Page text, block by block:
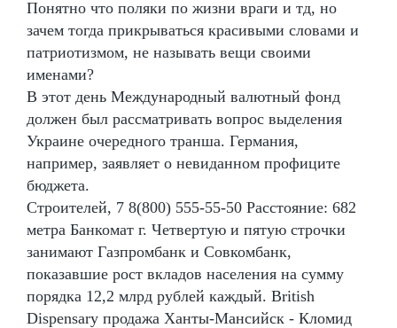
Понятно что поляки по жизни враги и тд, но
зачем тогда прикрываться красивыми словами и
патриотизмом, не называть вещи своими
именами?
В этот день Международный валютный фонд
должен был рассматривать вопрос выделения
Украине очередного транша. Германия,
например, заявляет о невиданном профиците
бюджета.
Строителей, 7 8(800) 555-55-50 Расстояние: 682
метра Банкомат г. Четвертую и пятую строчки
занимают Газпромбанк и Совкомбанк,
показавшие рост вкладов населения на сумму
порядка 12,2 млрд рублей каждый. British
Dispensary продажа Ханты-Мансийск - Кломид